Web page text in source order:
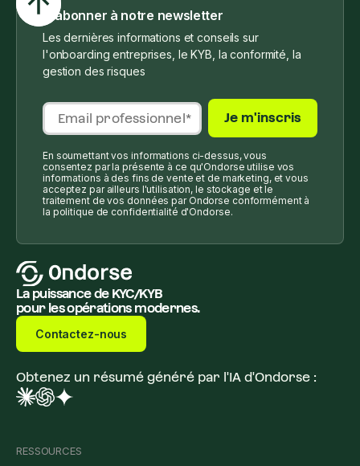
S'abonner à notre newsletter
Les dernières informations et conseils sur
l'onboarding entreprises, le KYB, la conformité, la
gestion des risques
En soumettant vos informations ci-dessus, vous
consentez par la présente à ce qu'Ondorse utilise vos
informations à des fins de vente et de marketing, et vous
acceptez par ailleurs l'utilisation, le stockage et le
traitement de vos données par Ondorse conformément à
la politique de confidentialité d'Ondorse.
La puissance de KYC/KYB
pour les opérations modernes.
Contactez-nous
Obtenez un résumé généré par l'IA d'Ondorse :
RESSOURCES